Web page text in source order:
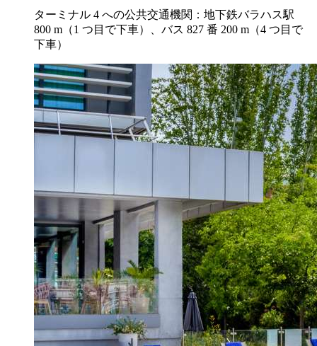
ターミナル 4 への公共交通機関：地下鉄バラハス駅
800 m（1 つ目で下車）、バス 827 番 200 m（4 つ目で
下車）